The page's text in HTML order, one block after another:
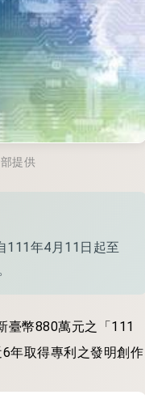
提供
111年4月11日起至
臺幣880萬元之「111
年取得專利之發明創作